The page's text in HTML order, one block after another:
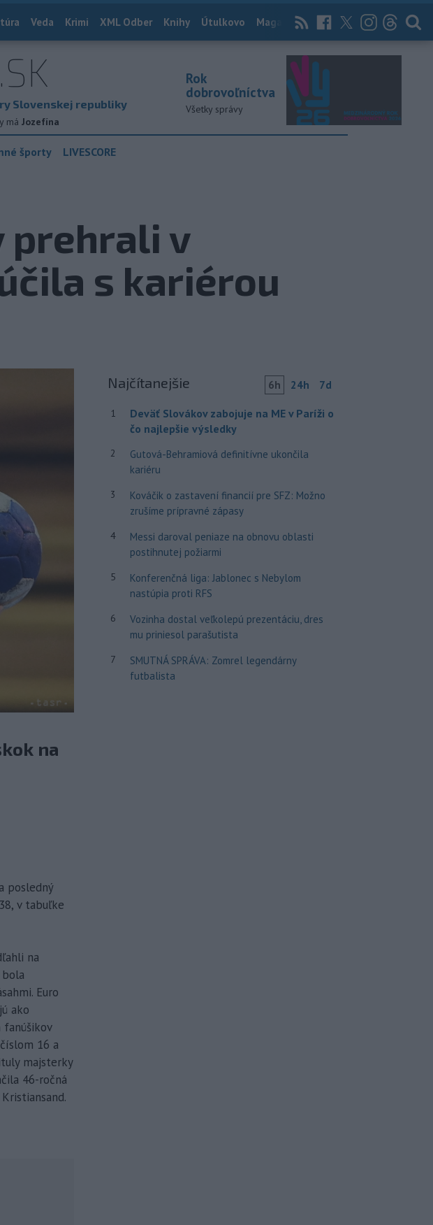
Veda Krimi XML Odber Knihy Útulkovo Magazín News Now Archív
.SK
Slovenskej republiky
má Jozefína
Rok
dobrovoľníctva
Všetky správy
športy LIVESCORE
prehrali v
s kariérou
na
posledný
v tabuľke
na
Euro
ako
fanúšikov
16 a
majsterky
46-ročná
Najčítanejšie 6h 24h 7d
1
Deväť Slovákov zabojuje na ME v Paríži o
čo najlepšie výsledky
2
Gutová-Behramiová definitívne ukončila
kariéru
3
Kováčik o zastavení financií pre SFZ: Možno
zrušíme prípravné zápasy
4
Messi daroval peniaze na obnovu oblasti
postihnutej požiarmi
5
Konferenčná liga: Jablonec s Nebylom
nastúpia proti RFS
6
Vozinha dostal veľkolepú prezentáciu, dres
mu priniesol parašutista
7
SMUTNÁ SPRÁVA: Zomrel legendárny
futbalista